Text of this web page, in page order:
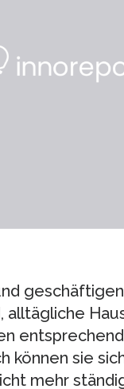
alltägliche
können sie
mehr